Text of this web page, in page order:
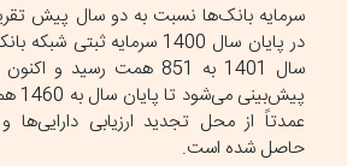
سرمایه بانک‌ها نسبت به دو سال پیش
عمدتاً از محل تجدید ارزیابی دارایی‌ها
حاصل شده است.